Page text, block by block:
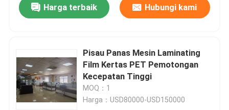
Harga terbaik Hubungi kami
Pisau Panas Mesin Laminating
Film Kertas PET Pemotongan
Kecepatan Tinggi
MOQ：1
Harga：USD80000-USD150000